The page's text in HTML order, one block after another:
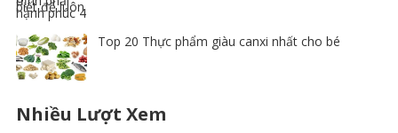
Top 20 Thực phẩm giàu canxi nhất cho bé
Nhiều Lượt Xem